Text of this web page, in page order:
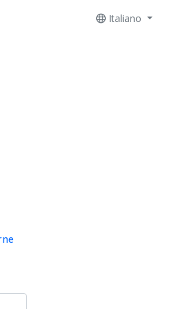
Italiano